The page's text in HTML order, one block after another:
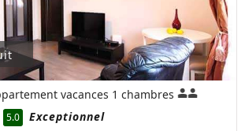
vacances 1 chambres
5.0
Exceptionnel